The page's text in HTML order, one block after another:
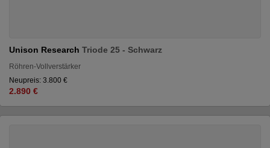
Unison Research Triode 25 - Schwarz
Röhren-Vollverstärker
Neupreis: 3.800 €
2.890 €